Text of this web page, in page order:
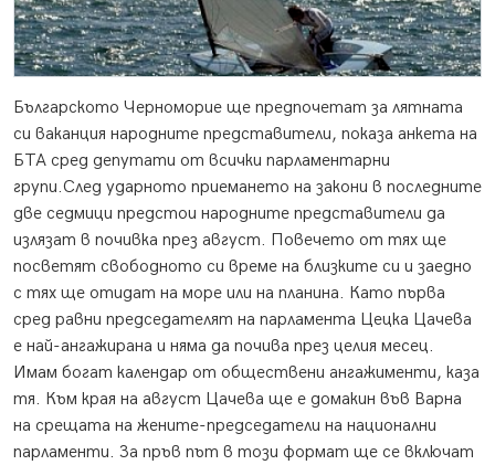
Българското Черноморие ще предпочетат за лятната
си ваканция народните представители, показа анкета на
БТА сред депутати от всички парламентарни
групи.След ударното приемането на закони в последните
две седмици предстои народните представители да
излязат в почивка през август. Повечето от тях ще
посветят свободното си време на близките си и заедно
с тях ще отидат на море или на планина. Като първа
сред равни председателят на парламента Цецка Цачева
е най-ангажирана и няма да почива през целия месец.
Имам богат календар от обществени ангажименти, каза
тя. Към края на август Цачева ще е домакин във Варна
на срещата на жените-председатели на национални
парламенти. За пръв път в този формат ще се включат